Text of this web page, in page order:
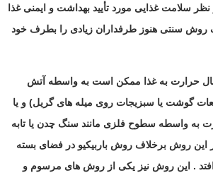
نظر سلامت غذایی مورد تأیید بهداشت و ایمنی غذا
روش سنتی هنوز طرفداران زیادی را بطرف خود
حرارت به غذا ممکن است به واسطه آتش
گوشت یا سبزیجات روی میله های گریل) و یا
به واسطه سطوح فلزی مانند سنگ چدن یا تابه
این روش برخلاف روش باربیکیو در فضای بسته
. این روش نیز یکی از روش های مرسوم و